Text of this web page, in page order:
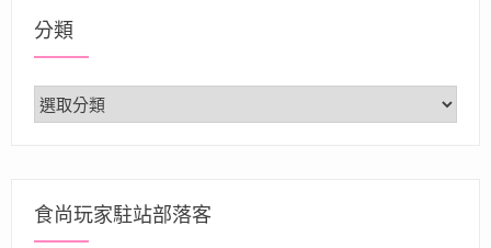
分類
分
類
食尚玩家駐站部落客